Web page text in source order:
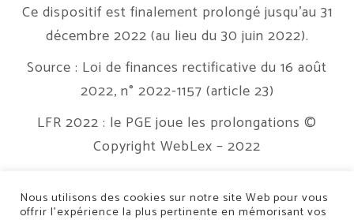
Ce dispositif est finalement prolongé jusqu’au 31
décembre 2022 (au lieu du 30 juin 2022).
Source : Loi de finances rectificative du 16 août
2022, n° 2022-1157 (article 23)
LFR 2022 : le PGE joue les prolongations ©
Copyright WebLex – 2022
Nous utilisons des cookies sur notre site Web pour vous
offrir l’expérience la plus pertinente en mémorisant vos